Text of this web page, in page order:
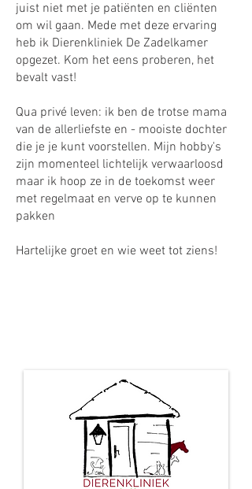
juist niet met je patiënten en cliënten
om wil gaan. Mede met deze ervaring
heb ik Dierenkliniek De Zadelkamer
opgezet. Kom het eens proberen, het
bevalt vast!
Qua privé leven: ik ben de trotse mama
van de allerliefste en - mooiste dochter
die je je kunt voorstellen. Mijn hobby's
zijn momenteel lichtelijk verwaarloosd
maar ik hoop ze in de toekomst weer
met regelmaat en verve op te kunnen
pakken
Hartelijke groet en wie weet tot ziens!